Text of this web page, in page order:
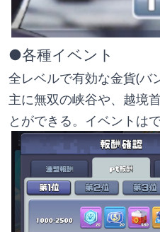
●各種イベント
全レベルで有効な金貨(バ
主に無双の峡谷や、越境
とができる。イベントは